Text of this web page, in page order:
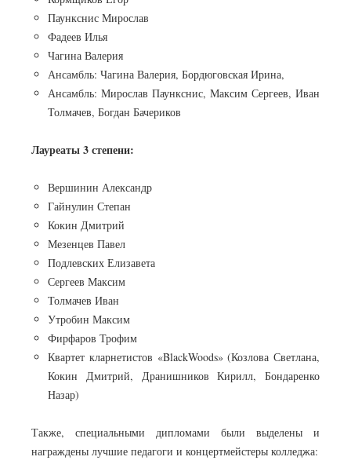
Паункснис Мирослав
Фадеев Илья
Чагина Валерия
Ансамбль: Чагина Валерия, Бордюговская Ирина,
Ансамбль: Мирослав Паункснис, Максим Сергеев, Иван
Толмачев, Богдан Бачериков
Лауреаты 3 степени:
Вершинин Александр
Гайнулин Степан
Кокин Дмитрий
Мезенцев Павел
Подлевских Елизавета
Сергеев Максим
Толмачев Иван
Утробин Максим
Фирфаров Трофим
Квартет кларнетистов «BlackWoods» (Козлова Светлана,
Кокин Дмитрий, Дранишников Кирилл, Бондаренко
Назар)
Также, специальными дипломами были выделены и
награждены лучшие педагоги и концертмейстеры колледжа: